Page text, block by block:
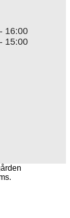
16:00
15:00